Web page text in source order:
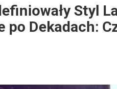
Styl
Dekadach: